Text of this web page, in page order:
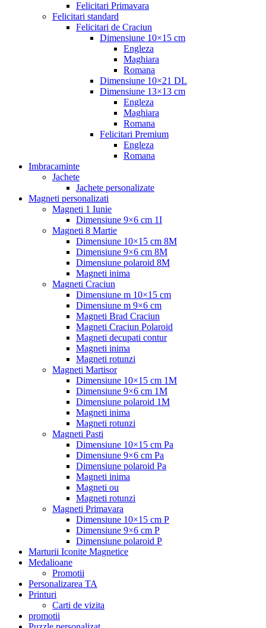
Felicitari Primavara
Felicitari standard
Felicitari de Craciun
Dimensiune 10×15 cm
Engleza
Maghiara
Romana
Dimensiune 10×21 DL
Dimensiune 13×13 cm
Engleza
Maghiara
Romana
Felicitari Premium
Engleza
Romana
Imbracaminte
Jachete
Jachete personalizate
Magneti personalizati
Magneti 1 Iunie
Dimensiune 9×6 cm 1I
Magneti 8 Martie
Dimensiune 10×15 cm 8M
Dimensiune 9×6 cm 8M
Dimensiune polaroid 8M
Magneti inima
Magneti Craciun
Dimensiune m 10×15 cm
Dimensiune m 9×6 cm
Magneti Brad Craciun
Magneti Craciun Polaroid
Magneti decupati contur
Magneti inima
Magneti rotunzi
Magneti Martisor
Dimensiune 10×15 cm 1M
Dimensiune 9×6 cm 1M
Dimensiune polaroid 1M
Magneti inima
Magneti rotunzi
Magneti Pasti
Dimensiune 10×15 cm Pa
Dimensiune 9×6 cm Pa
Dimensiune polaroid Pa
Magneti inima
Magneti ou
Magneti rotunzi
Magneti Primavara
Dimensiune 10×15 cm P
Dimensiune 9×6 cm P
Dimensiune polaroid P
Marturii Iconite Magnetice
Medalioane
Promotii
Personalizarea TA
Printuri
Carti de vizita
promotii